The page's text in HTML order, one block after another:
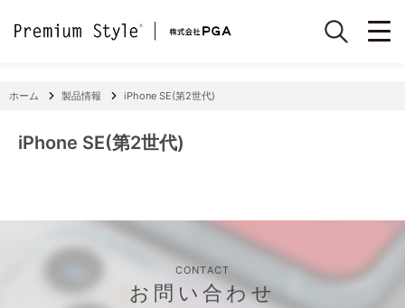
ホーム 製品情報 iPhone SE(第2世代)
iPhone SE(第2世代)
CONTACT
お問い合わせ